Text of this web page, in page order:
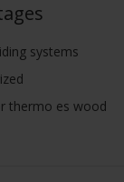
systems
thermo es wood